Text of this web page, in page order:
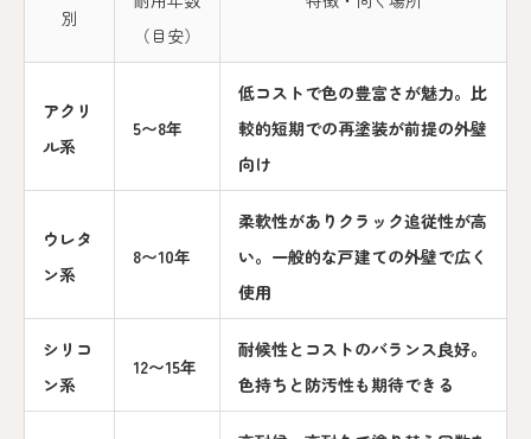
別
（目安）
アクリ
ル系
5〜8年
低コストで色の豊富さが魅力。比
較的短期での再塗装が前提の外壁
向け
ウレタ
ン系
8〜10年
柔軟性がありクラック追従性が高
い。一般的な戸建ての外壁で広く
使用
シリコ
ン系
12〜15年
耐候性とコストのバランス良好。
色持ちと防汚性も期待できる